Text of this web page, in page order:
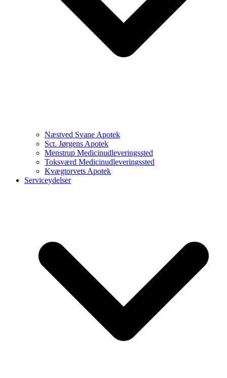
Næstved Svane Apotek
Sct. Jørgens Apotek
Menstrup Medicinudleveringssted
Toksværd Medicinudleveringssted
Kvægtorvets Apotek
Serviceydelser